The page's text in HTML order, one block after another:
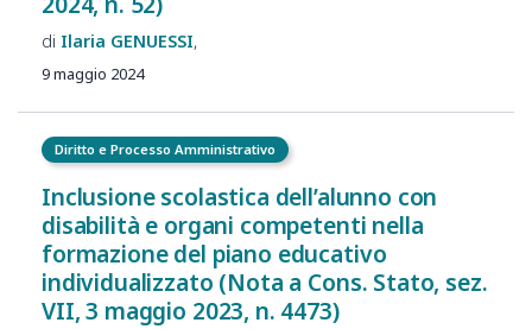
Ilaria GENUESSI
9 maggio 2024
Diritto e Processo Amministrativo
Inclusione scolastica dell’alunno con
disabilità e organi competenti nella
formazione del piano educativo
individualizzato (Nota a Cons. Stato, sez.
VII, 3 maggio 2023, n. 4473)